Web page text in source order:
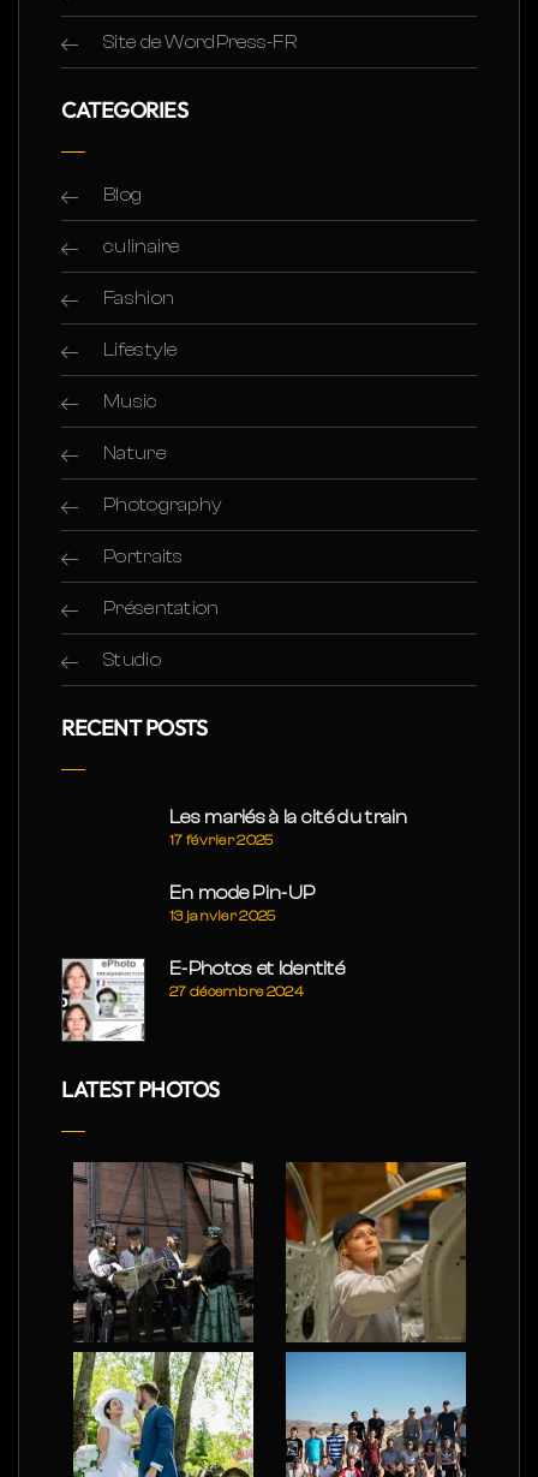
Site de WordPress-FR
CATEGORIES
Blog
culinaire
Fashion
Lifestyle
Music
Nature
Photography
Portraits
Présentation
Studio
RECENT POSTS
Les mariés à la cité du train
17 février 2025
En mode Pin-UP
13 janvier 2025
E-Photos et Identité
27 décembre 2024
LATEST PHOTOS